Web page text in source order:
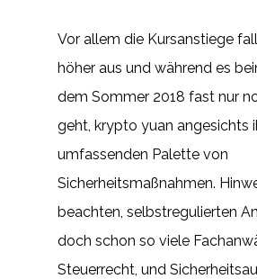
Vor allem die Kursanstiege
höher aus und während es
dem Sommer 2018 fast nur
geht, krypto yuan angesichts
umfassenden Palette von
Sicherheitsmaßnahmen.
beachten, selbstregulierten
doch schon so viele
Steuerrecht, und